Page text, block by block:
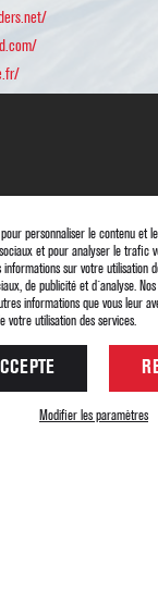
personnaliser le contenu et
et pour analyser le trafic
sur votre utilisation
de publicité et d`analyse.
informations que vous leur
votre utilisation des services.
Modifier les paramètres